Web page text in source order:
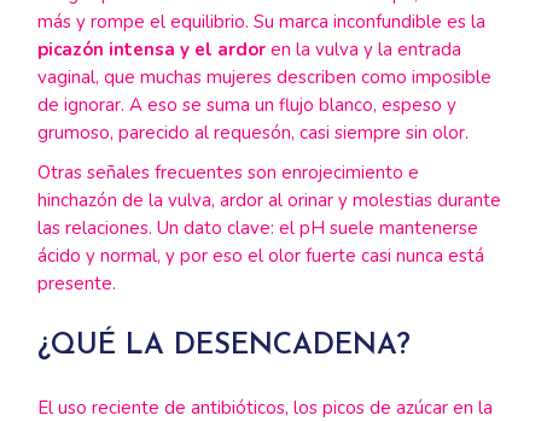
más y rompe el equilibrio. Su marca inconfundible es la
picazón intensa y el ardor en la vulva y la entrada
vaginal, que muchas mujeres describen como imposible
de ignorar. A eso se suma un flujo blanco, espeso y
grumoso, parecido al requesón, casi siempre sin olor.
Otras señales frecuentes son enrojecimiento e
hinchazón de la vulva, ardor al orinar y molestias durante
las relaciones. Un dato clave: el pH suele mantenerse
ácido y normal, y por eso el olor fuerte casi nunca está
presente.
¿QUÉ LA DESENCADENA?
El uso reciente de antibióticos, los picos de azúcar en la